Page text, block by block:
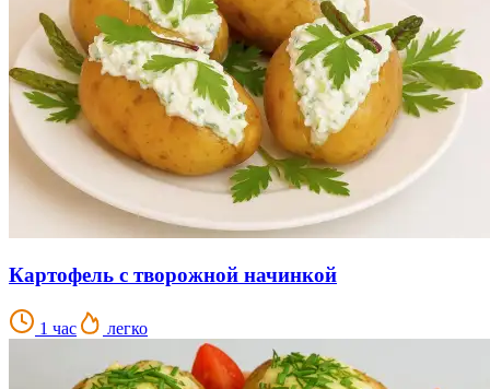
Картофель с творожной начинкой
1 час легко